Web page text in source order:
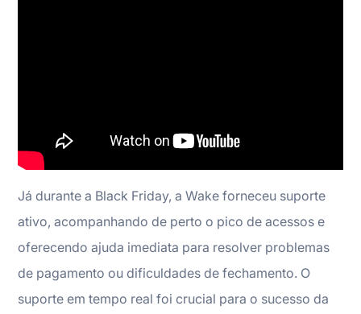
Já durante a Black Friday, a Wake forneceu suporte
ativo, acompanhando de perto o pico de acessos e
oferecendo ajuda imediata para resolver problemas
de pagamento ou dificuldades de fechamento. O
suporte em tempo real foi crucial para o sucesso da